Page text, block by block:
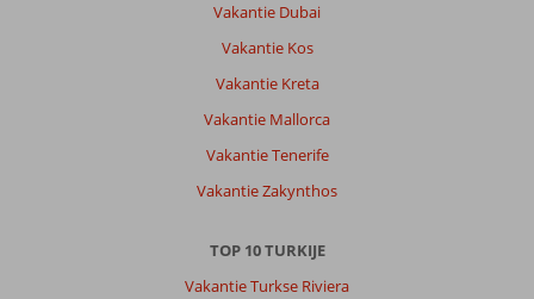
Vakantie Dubai
Vakantie Kos
Vakantie Kreta
Vakantie Mallorca
Vakantie Tenerife
Vakantie Zakynthos
TOP 10 TURKIJE
Vakantie Turkse Riviera